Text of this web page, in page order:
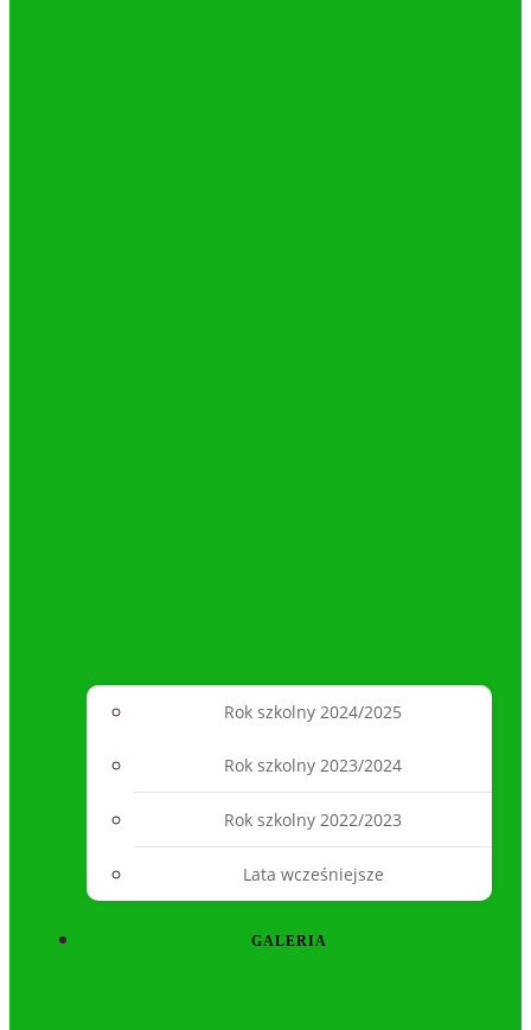
Rok szkolny 2024/2025
Rok szkolny 2023/2024
Rok szkolny 2022/2023
Lata wcześniejsze
GALERIA